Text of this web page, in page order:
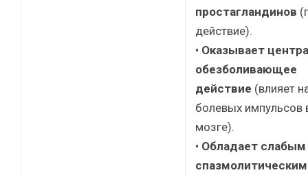
простагландинов
действие).
• Оказывает
обезболивающее
действие (влияет
болевых импульсов
мозге).
• Обладает слабым
спазмолитическим